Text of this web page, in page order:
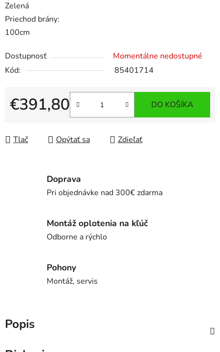
Zelená
Priechod brány:
100cm
Dostupnosť
Momentálne nedostupné
Kód:
85401714
€391,80 DO KOŠÍKA
Tlač Opýtať sa Zdieľať
Doprava
Pri objednávke nad 300€ zdarma
Montáž oplotenia na kľúč
Odborne a rýchlo
Pohony
Montáž, servis
Popis